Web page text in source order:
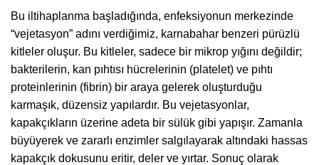
Bu iltihaplanma başladığında, enfeksiyonun merkezinde
“vejetasyon” adını verdiğimiz, karnabahar benzeri pürüzlü
kitleler oluşur. Bu kitleler, sadece bir mikrop yığını değildir;
bakterilerin, kan pıhtısı hücrelerinin (platelet) ve pıhtı
proteinlerinin (fibrin) bir araya gelerek oluşturduğu
karmaşık, düzensiz yapılardır. Bu vejetasyonlar,
kapakçıkların üzerine adeta bir sülük gibi yapışır. Zamanla
büyüyerek ve zararlı enzimler salgılayarak altındaki hassas
kapakçık dokusunu eritir, deler ve yırtar. Sonuç olarak